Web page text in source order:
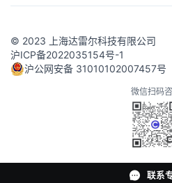
© 2023 上海达雷尔科技有限公司
沪ICP备2022035154号-1
沪公网安备 31010102007457号
微信扫码
联系